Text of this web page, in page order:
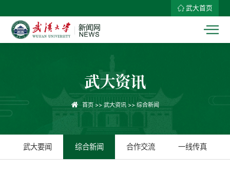
武大首页
武大资讯
首页>> 武大资讯>> 综合新闻
武大要闻 综合新闻 合作交流 一线传真